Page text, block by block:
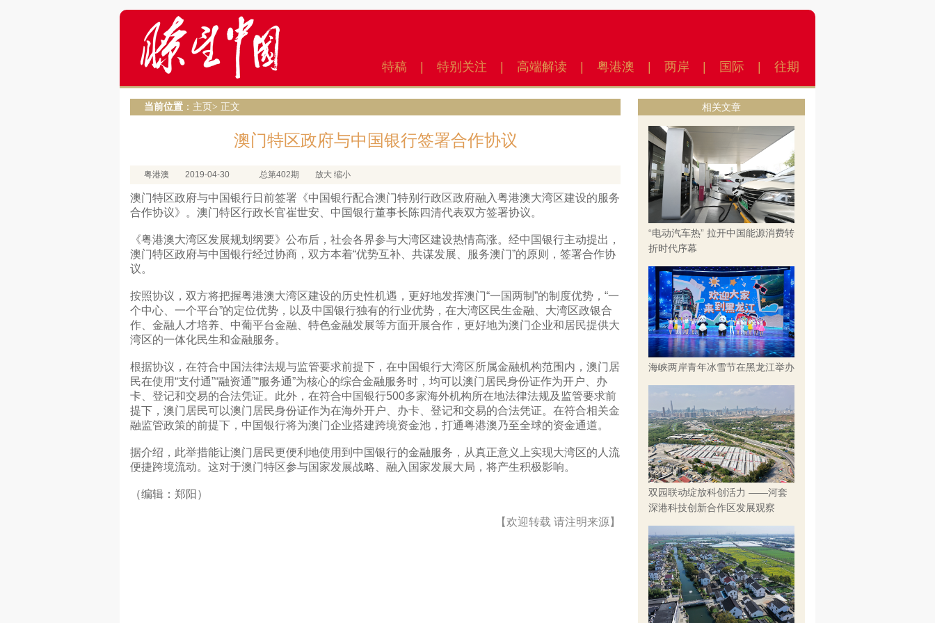
特稿 特别关注 高端解读 粤港澳 两岸 国际 往期
当前位置 ： 主页 > 正文
澳门特区政府与中国银行签署合作协议
粤港澳 2019-04-30 总第402期 放大 缩小
澳门特区政府与中国银行日前签署《中国银行配合澳门特别行政区政府融入粤港澳大湾区建设的服务
合作协议》。澳门特区行政长官崔世安、中国银行董事长陈四清代表双方签署协议。
《粤港澳大湾区发展规划纲要》公布后，社会各界参与大湾区建设热情高涨。经中国银行主动提出，
澳门特区政府与中国银行经过协商，双方本着“优势互补、共谋发展、服务澳门”的原则，签署合作协
议。
按照协议，双方将把握粤港澳大湾区建设的历史性机遇，更好地发挥澳门“一国两制”的制度优势，“一
个中心、一个平台”的定位优势，以及中国银行独有的行业优势，在大湾区民生金融、大湾区政银合
作、金融人才培养、中葡平台金融、特色金融发展等方面开展合作，更好地为澳门企业和居民提供大
湾区的一体化民生和金融服务。
根据协议，在符合中国法律法规与监管要求前提下，在中国银行大湾区所属金融机构范围内，澳门居
民在使用“支付通”“融资通”“服务通”为核心的综合金融服务时，均可以澳门居民身份证作为开户、办
卡、登记和交易的合法凭证。此外，在符合中国银行500多家海外机构所在地法律法规及监管要求前
提下，澳门居民可以澳门居民身份证作为在海外开户、办卡、登记和交易的合法凭证。在符合相关金
融监管政策的前提下，中国银行将为澳门企业搭建跨境资金池，打通粤港澳乃至全球的资金通道。
据介绍，此举措能让澳门居民更便利地使用到中国银行的金融服务，从真正意义上实现大湾区的人流
便捷跨境流动。这对于澳门特区参与国家发展战略、融入国家发展大局，将产生积极影响。
（编辑：郑阳）
【欢迎转载 请注明来源】
相关文章
“电动汽车热” 拉开中国能源消费转
折时代序幕
海峡两岸青年冰雪节在黑龙江举办
双园联动绽放科创活力 ——河套
深港科技创新合作区发展观察